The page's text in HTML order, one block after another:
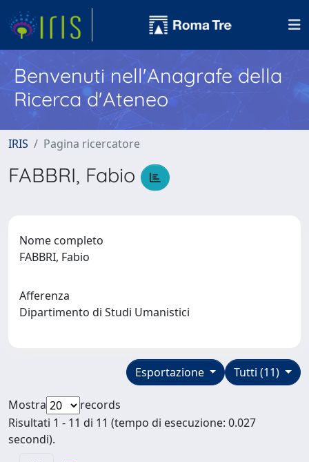
Benvenuti nell'Anagrafe della
Ricerca d'Ateneo
IRIS Pagina ricercatore
FABBRI, Fabio
Nome completo
FABBRI, Fabio
Afferenza
Dipartimento di Studi Umanistici
Tutti (11)
Esportazione
Mostra
records
Risultati 1 - 11 di 11 (tempo di esecuzione: 0.027
secondi).